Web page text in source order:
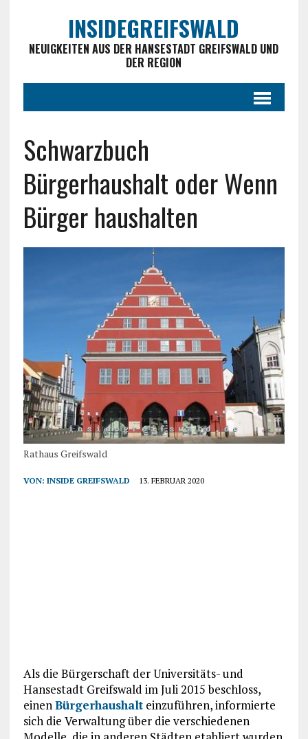
INSIDEGREIFSWALD
NEUIGKEITEN AUS DER HANSESTADT GREIFSWALD UND
DER REGION
Schwarzbuch
Bürgerhaushalt oder Wenn
Bürger haushalten
Rathaus Greifswald
VON: INSIDE GREIFSWALD 13. FEBRUAR 2020
Als die Bürgerschaft der Universitäts- und
Hansestadt Greifswald im Juli 2015 beschloss,
einen Bürgerhaushalteinzuführen, informierte
sich die Verwaltung über die verschiedenen